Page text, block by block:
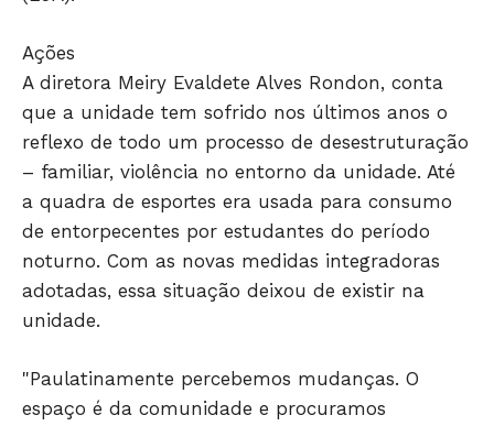
JUNTE-SE NO WHATSAPP
HOME
POLÍCIA
ESPORTES
Ações
A diretora Meiry Evaldete Alves Rondon, conta
que a unidade tem sofrido nos últimos anos o
reflexo de todo um processo de desestruturação
– familiar, violência no entorno da unidade. Até
a quadra de esportes era usada para consumo
de entorpecentes por estudantes do período
noturno. Com as novas medidas integradoras
adotadas, essa situação deixou de existir na
unidade.
"Paulatinamente percebemos mudanças. O
espaço é da comunidade e procuramos